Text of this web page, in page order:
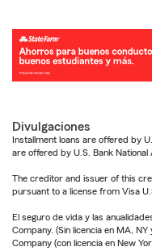
Divulgaciones
Installment loans are offered by
are offered by U.S. Bank National
The creditor and issuer of this
pursuant to a license from Visa
El seguro de vida y las
Company. (Sin licencia en MA,
Company (con licencia en New